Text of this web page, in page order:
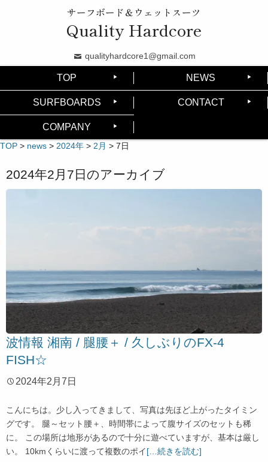
サーフボード＆ウェットスーツ
Quality Hardcore
qualityhardcore1@gmail.com
TOP NEWS
SURFBOARDS CONTACT
COMPANY
TOP > news > 2024年 > 2月 > 7日
2024年2月7日 のアーカイブ
波情報 湘南 / 腿腰＋ / 久しぶりのFX-4
FISH☆
2024年2月7日
こんにちは。少し入ってきまして、写真は先ほど上がったタイミン
グです。 腿～セット腰＋、時間帯によって腹サイズのセットも稀
に。 この場所は地形があるので十分に遊べていますが、基本は厳し
い。 10kmくらいに渡って複数のポイ[…続きを読む]